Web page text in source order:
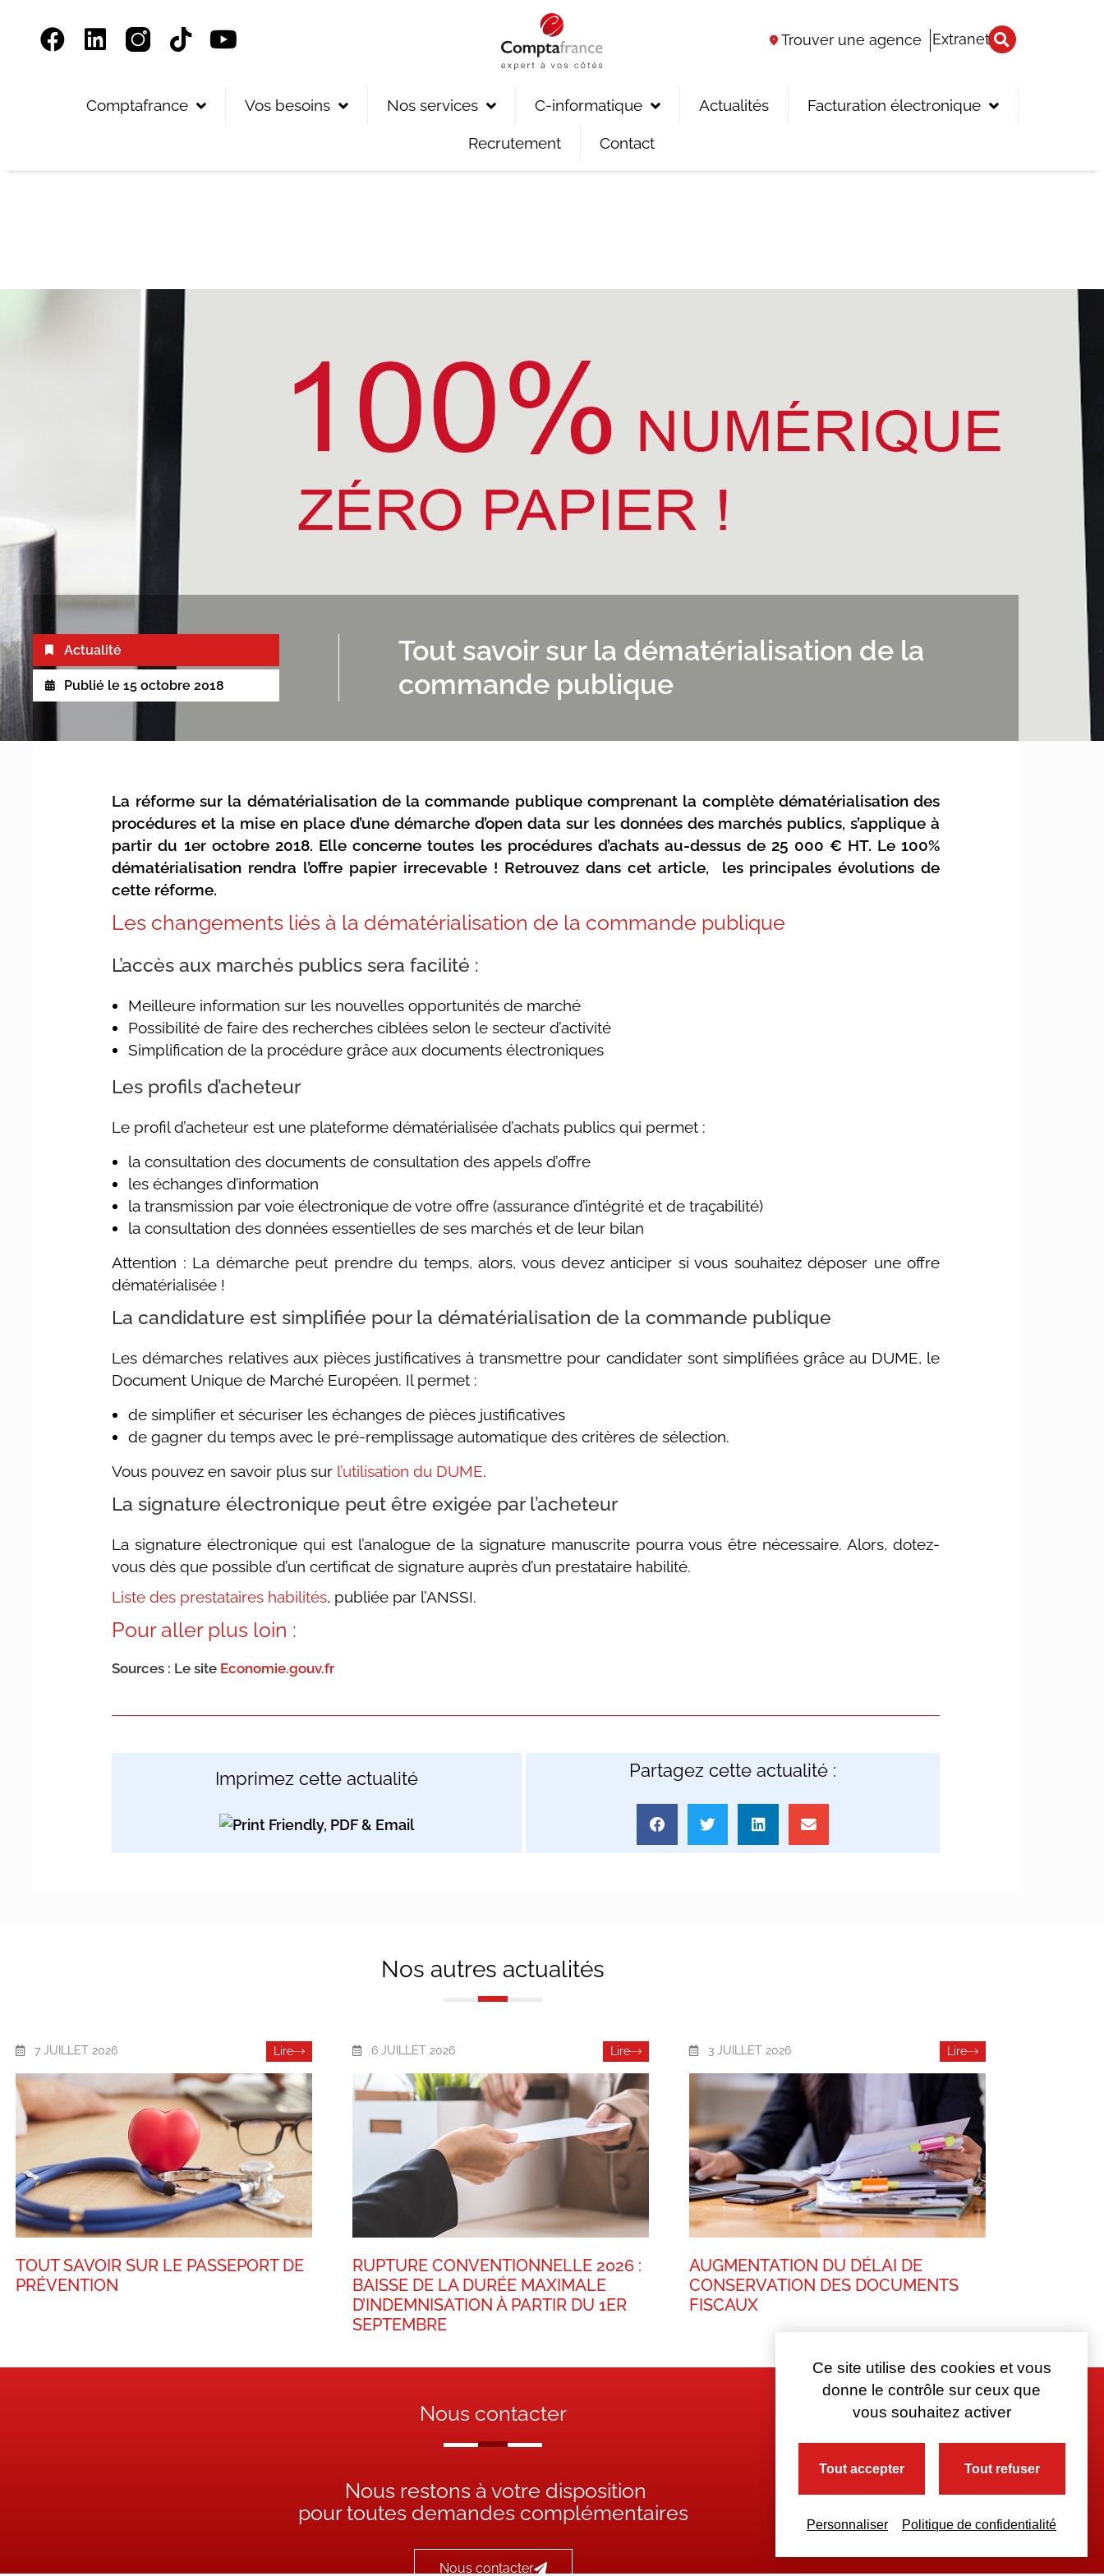
Trouver une agence Extranet
Comptafrance Vos besoins Nos services C-informatique Actualités Facturation électronique
Recrutement Contact
Actualité
Publié le 15 octobre 2018
Tout savoir sur la dématérialisation de la
commande publique
La réforme sur la dématérialisation de la commande publique comprenant la complète dématérialisation des
procédures et la mise en place d’une démarche d’open data sur les données des marchés publics, s’applique à
partir du 1er octobre 2018. Elle concerne toutes les procédures d’achats au-dessus de 25 000 € HT. Le 100%
dématérialisation rendra l’offre papier irrecevable ! Retrouvez dans cet article, les principales évolutions de
cette réforme.
Les changements liés à la dématérialisation de la commande publique
L’accès aux marchés publics sera facilité :
Meilleure information sur les nouvelles opportunités de marché
Possibilité de faire des recherches ciblées selon le secteur d’activité
Simplification de la procédure grâce aux documents électroniques
Les profils d’acheteur
Le profil d’acheteur est une plateforme dématérialisée d’achats publics qui permet :
la consultation des documents de consultation des appels d’offre
les échanges d’information
la transmission par voie électronique de votre offre (assurance d’intégrité et de traçabilité)
la consultation des données essentielles de ses marchés et de leur bilan
Attention : La démarche peut prendre du temps, alors, vous devez anticiper si vous souhaitez déposer une offre
dématérialisée !
La candidature est simplifiée pour la dématérialisation de la commande publique
Les démarches relatives aux pièces justificatives à transmettre pour candidater sont simplifiées grâce au DUME, le
Document Unique de Marché Européen. Il permet :
de simplifier et sécuriser les échanges de pièces justificatives
de gagner du temps avec le pré-remplissage automatique des critères de sélection.
Vous pouvez en savoir plus sur l’utilisation du DUME.
La signature électronique peut être exigée par l’acheteur
La signature électronique qui est l’analogue de la signature manuscrite pourra vous être nécessaire. Alors, dotez-
vous dès que possible d’un certificat de signature auprès d’un prestataire habilité.
Liste des prestataires habilités, publiée par l’ANSSI.
Pour aller plus loin :
Sources : Le site Economie.gouv.fr
Imprimez cette actualité Partagez cette actualité :
Nos autres actualités
7 JUILLET 2026 Lire
TOUT SAVOIR SUR LE PASSEPORT DE
PRÉVENTION
6 JUILLET 2026 Lire
RUPTURE CONVENTIONNELLE 2026 :
BAISSE DE LA DURÉE MAXIMALE
D’INDEMNISATION À PARTIR DU 1ER
SEPTEMBRE
3 JUILLET 2026 Lire
AUGMENTATION DU DÉLAI DE
CONSERVATION DES DOCUMENTS
FISCAUX
Nous contacter
Nous restons à votre disposition
pour toutes demandes complémentaires
Nous contacter
Ce site utilise des cookies et vous
donne le contrôle sur ceux que
vous souhaitez activer
Tout accepter Tout refuser
Personnaliser Politique de confidentialité